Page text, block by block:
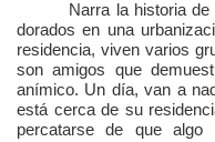
Narra la historia
dorados en una
residencia, viven varios
son amigos que
anímico. Un día, van a
está cerca de su
percatarse de que